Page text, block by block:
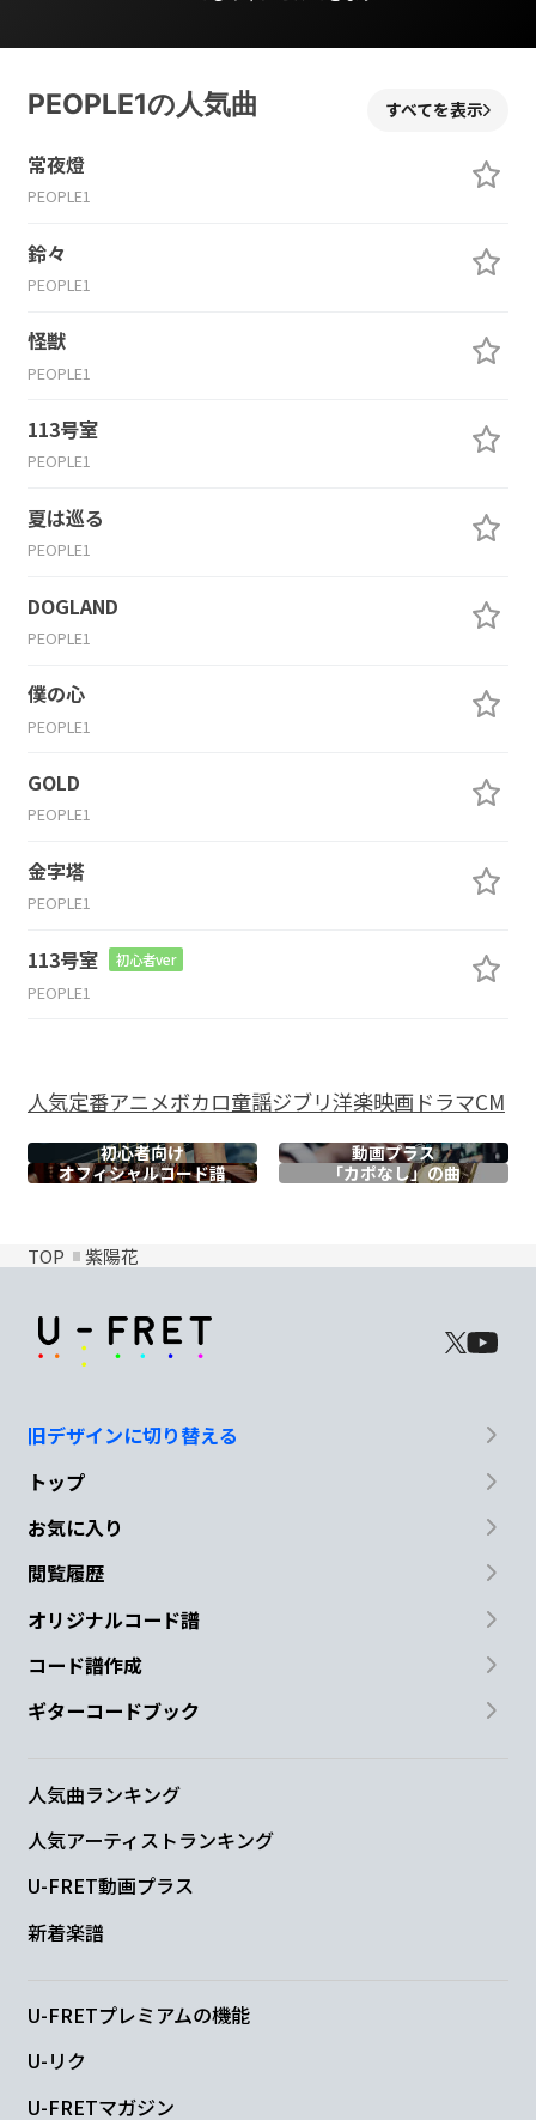
PEOPLE1の人気曲 すべてを表示
常夜燈
PEOPLE1
鈴々
PEOPLE1
怪獣
PEOPLE1
113号室
PEOPLE1
夏は巡る
PEOPLE1
DOGLAND
PEOPLE1
僕の心
PEOPLE1
GOLD
PEOPLE1
金字塔
PEOPLE1
113号室 初心者ver
PEOPLE1
人気定番アニメボカロ童謡ジブリ洋楽映画ドラマCM
初心者向け
動画プラス
オフィシャルコード譜 「カポなし」の曲
TOP 紫陽花
旧デザインに切り替える
トップ
お気に入り
閲覧履歴
オリジナルコード譜
コード譜作成
ギターコードブック
人気曲ランキング
人気アーティストランキング
U-FRET動画プラス
新着楽譜
U-FRETプレミアムの機能
U-リク
U-FRETマガジン